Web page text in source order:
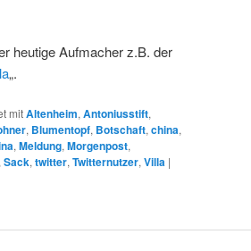
heutige Aufmacher z.B. der
„.
mitAltenheim, Antoniusstift,
, Blumentopf, Botschaft, china,
, Meldung, Morgenpost,
Sack, twitter, Twitternutzer, Villa |